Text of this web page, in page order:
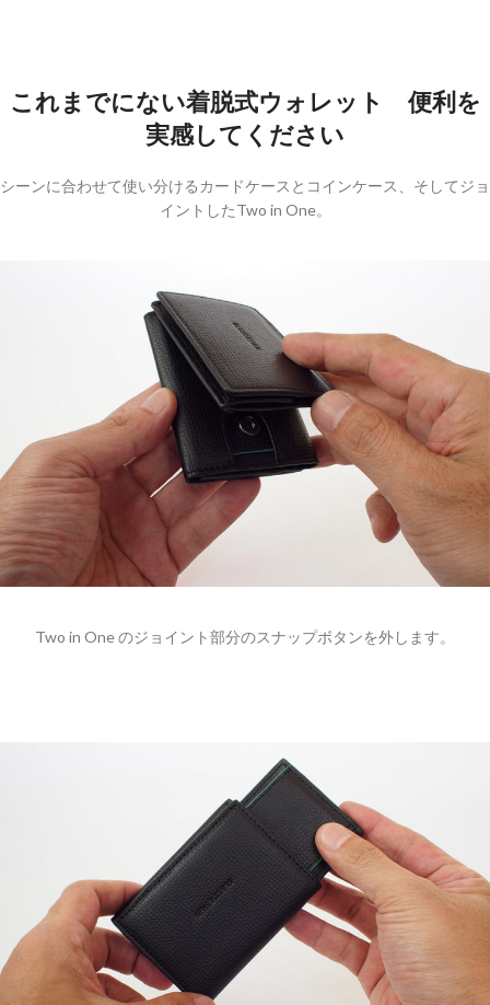
これまでにない着脱式ウォレット 便利を
実感してください
シーンに合わせて使い分けるカードケースとコインケース、そしてジョ
イントしたTwo in One。
Two in One のジョイント部分のスナップボタンを外します。